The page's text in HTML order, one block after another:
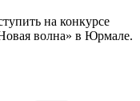
на конкурсе
волна» в Юрмале.